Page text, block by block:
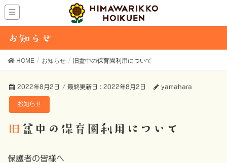
お知らせ
HOME お知らせ 旧盆中の保育園利用について
2022年8月2日 / 最終更新日 : 2022年8月2日 yamahara
お知らせ
旧盆中の保育園利用について
保護者の皆様へ